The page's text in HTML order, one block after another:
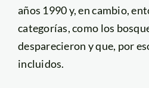
años 1990 y, en cambio,
categorías, como los
desparecieron y que, por
incluidos.